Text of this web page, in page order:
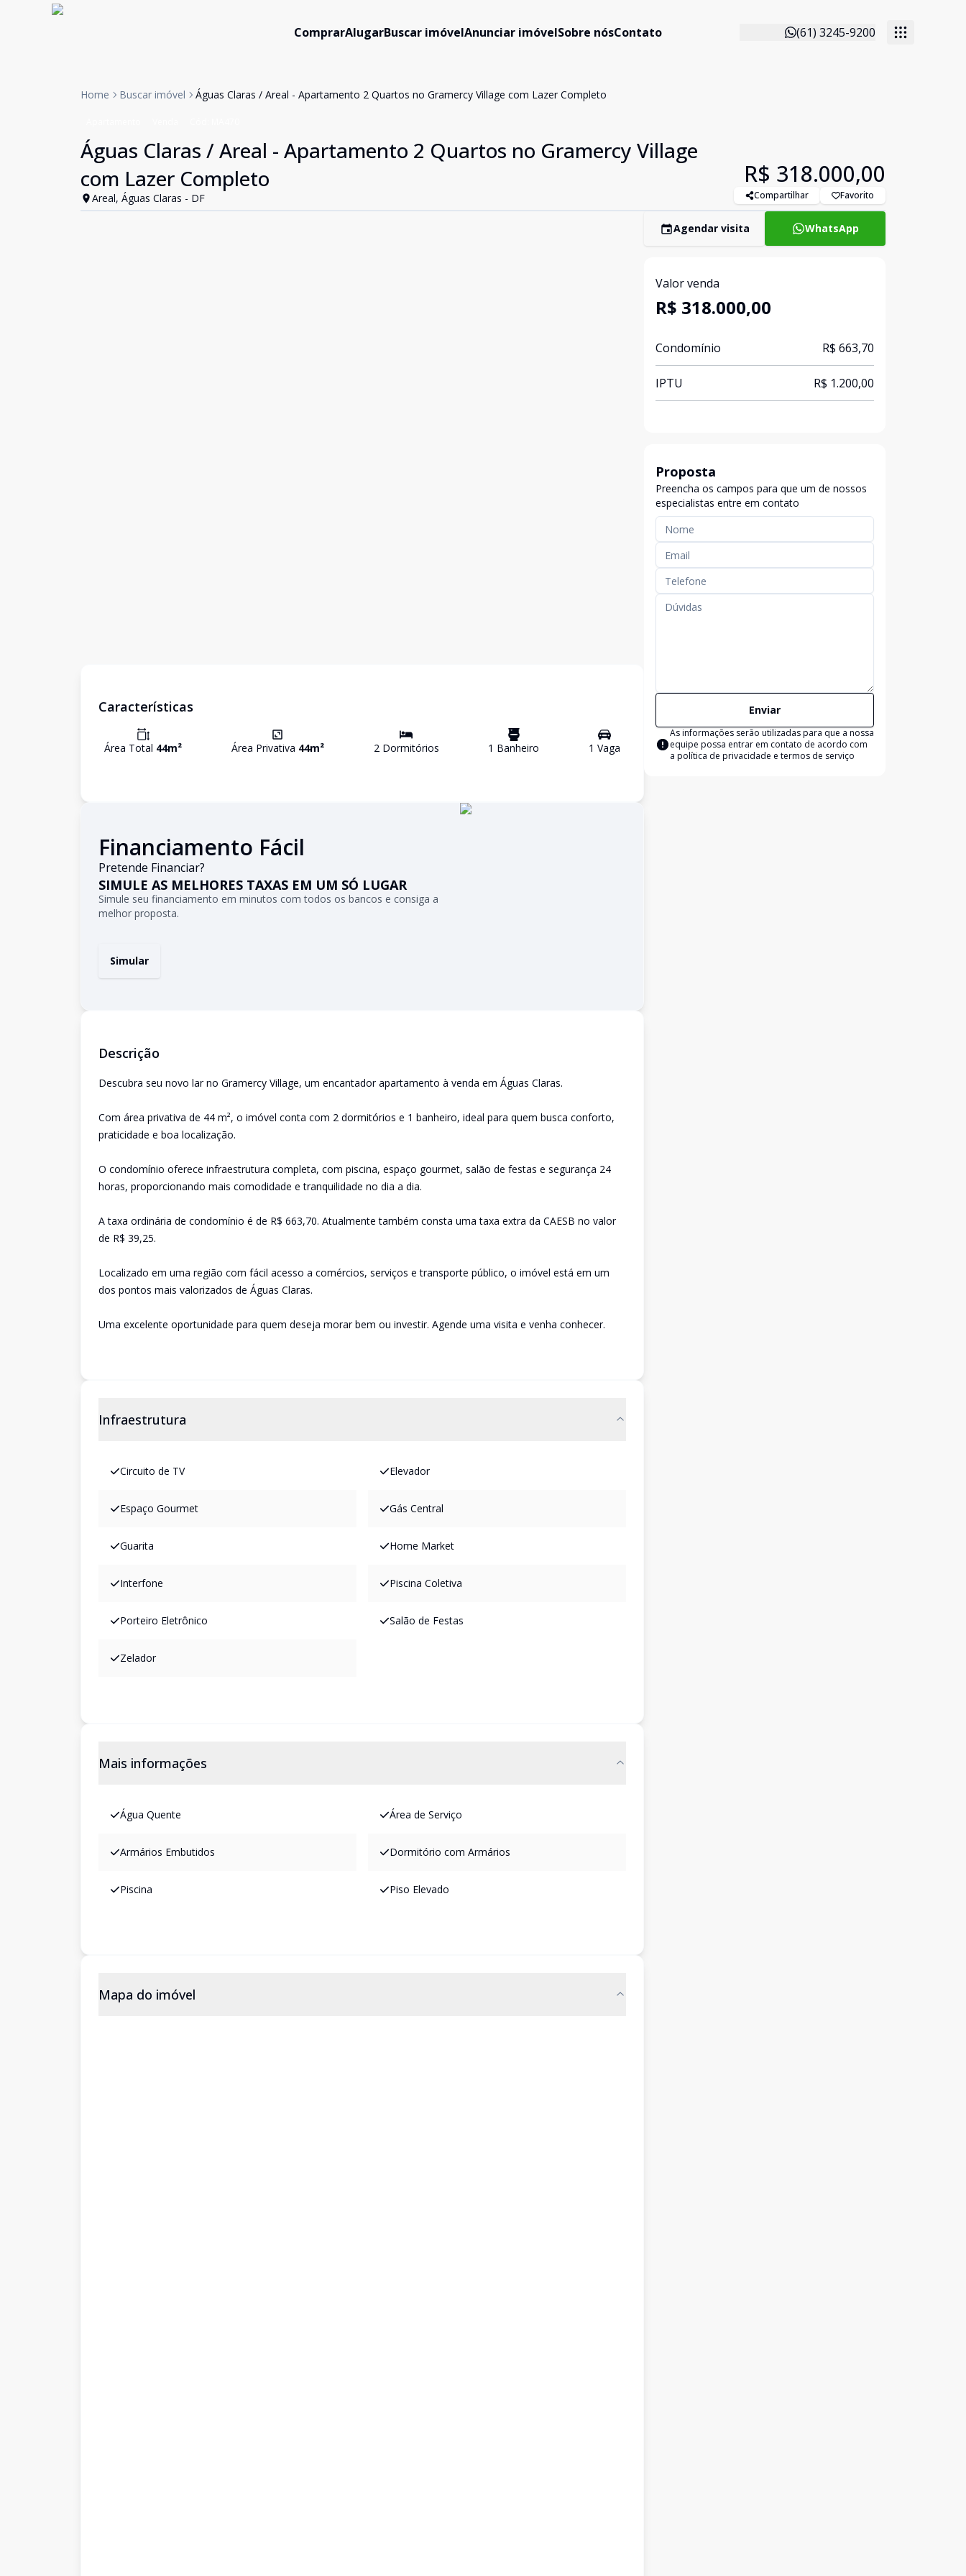
ComprarAlugarBuscar imóvelAnunciar imóvelSobre nósContato (61) 3245-9200
Home Buscar imóvel Águas Claras / Areal - Apartamento 2 Quartos no Gramercy Village com Lazer Completo
Águas Claras / Areal - Apartamento 2 Quartos no Gramercy Village
com Lazer Completo
Areal, Águas Claras - DF
R$ 318.000,00
Compartilhar Favorito
Características
Área Total 44m² Área Privativa 44m² 2Dormitórios 1 Banheiro 1 Vaga
Financiamento Fácil
Pretende Financiar?
SIMULE AS MELHORES TAXAS EM UM SÓ LUGAR
Simule seu financiamento em minutos com todos os bancos e consiga a
melhor proposta.
Simular
Descrição
Descubra seu novo lar no Gramercy Village, um encantador apartamento à venda em Águas Claras.
Com área privativa de 44 m², o imóvel conta com 2 dormitórios e 1 banheiro, ideal para quem busca conforto,
praticidade e boa localização.
O condomínio oferece infraestrutura completa, com piscina, espaço gourmet, salão de festas e segurança 24
horas, proporcionando mais comodidade e tranquilidade no dia a dia.
A taxa ordinária de condomínio é de R$ 663,70. Atualmente também consta uma taxa extra da CAESB no valor
de R$ 39,25.
Localizado em uma região com fácil acesso a comércios, serviços e transporte público, o imóvel está em um
dos pontos mais valorizados de Águas Claras.
Uma excelente oportunidade para quem deseja morar bem ou investir. Agende uma visita e venha conhecer.
Infraestrutura
Circuito de TV Elevador
Espaço Gourmet Gás Central
Guarita Home Market
Interfone Piscina Coletiva
Porteiro Eletrônico Salão de Festas
Zelador
Mais informações
Água Quente Área de Serviço
Armários Embutidos Dormitório com Armários
Piscina Piso Elevado
Mapa do imóvel
Agendar visita WhatsApp
Valor venda
R$ 318.000,00
Condomínio R$ 663,70
IPTU R$ 1.200,00
Proposta
Preencha os campos para que um de nossos
especialistas entre em contato
Enviar
As informações serão utilizadas para que a nossa
equipe possa entrar em contato de acordo com
a política de privacidade e termos de serviço